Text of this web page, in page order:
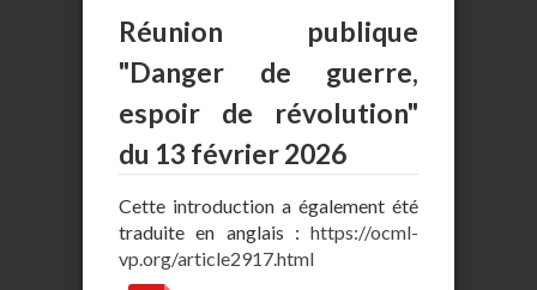
Réunion publique
"Danger de guerre,
espoir de révolution"
du 13 février 2026
Cette introduction a également été
traduite en anglais : https://ocml-
vp.org/article2917.html